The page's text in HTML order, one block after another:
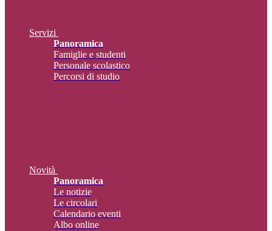
Servizi
Panoramica
Famiglie e studenti
Personale scolastico
Percorsi di studio
Novità
Panoramica
Le notizie
Le circolari
Calendario eventi
Albo online